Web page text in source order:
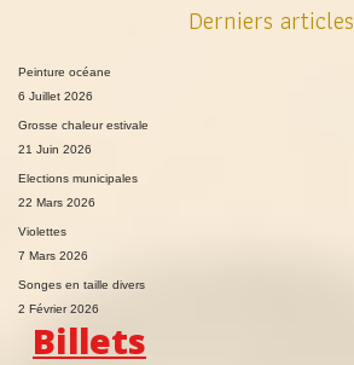
Derniers articles
Peinture océane
6 Juillet 2026
Grosse chaleur estivale
21 Juin 2026
Elections municipales
22 Mars 2026
Violettes
7 Mars 2026
Songes en taille divers
2 Février 2026
Billets